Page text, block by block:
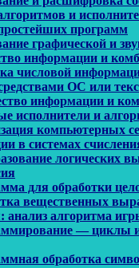
и
программ
графической и
информации и
числовой
ОС или
информации и
исполнители и
компьютерных
в системах
логических
для обработки
вещественных
анализ алгоритма
— циклы
обработка